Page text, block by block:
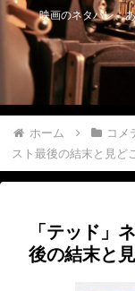
映画のネタバレ、
ホーム コメ
スト最後の結末と見ど
「テッド」
後の結末と